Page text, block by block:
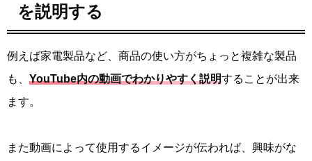
を説明する
例えば家電製品など、商品の使い方がちょっと複雑な製品
も、 YouTube内の動画でわかりやすく説明することが出来
ます。
また動画によって使用するイメージが伝われば、興味がな